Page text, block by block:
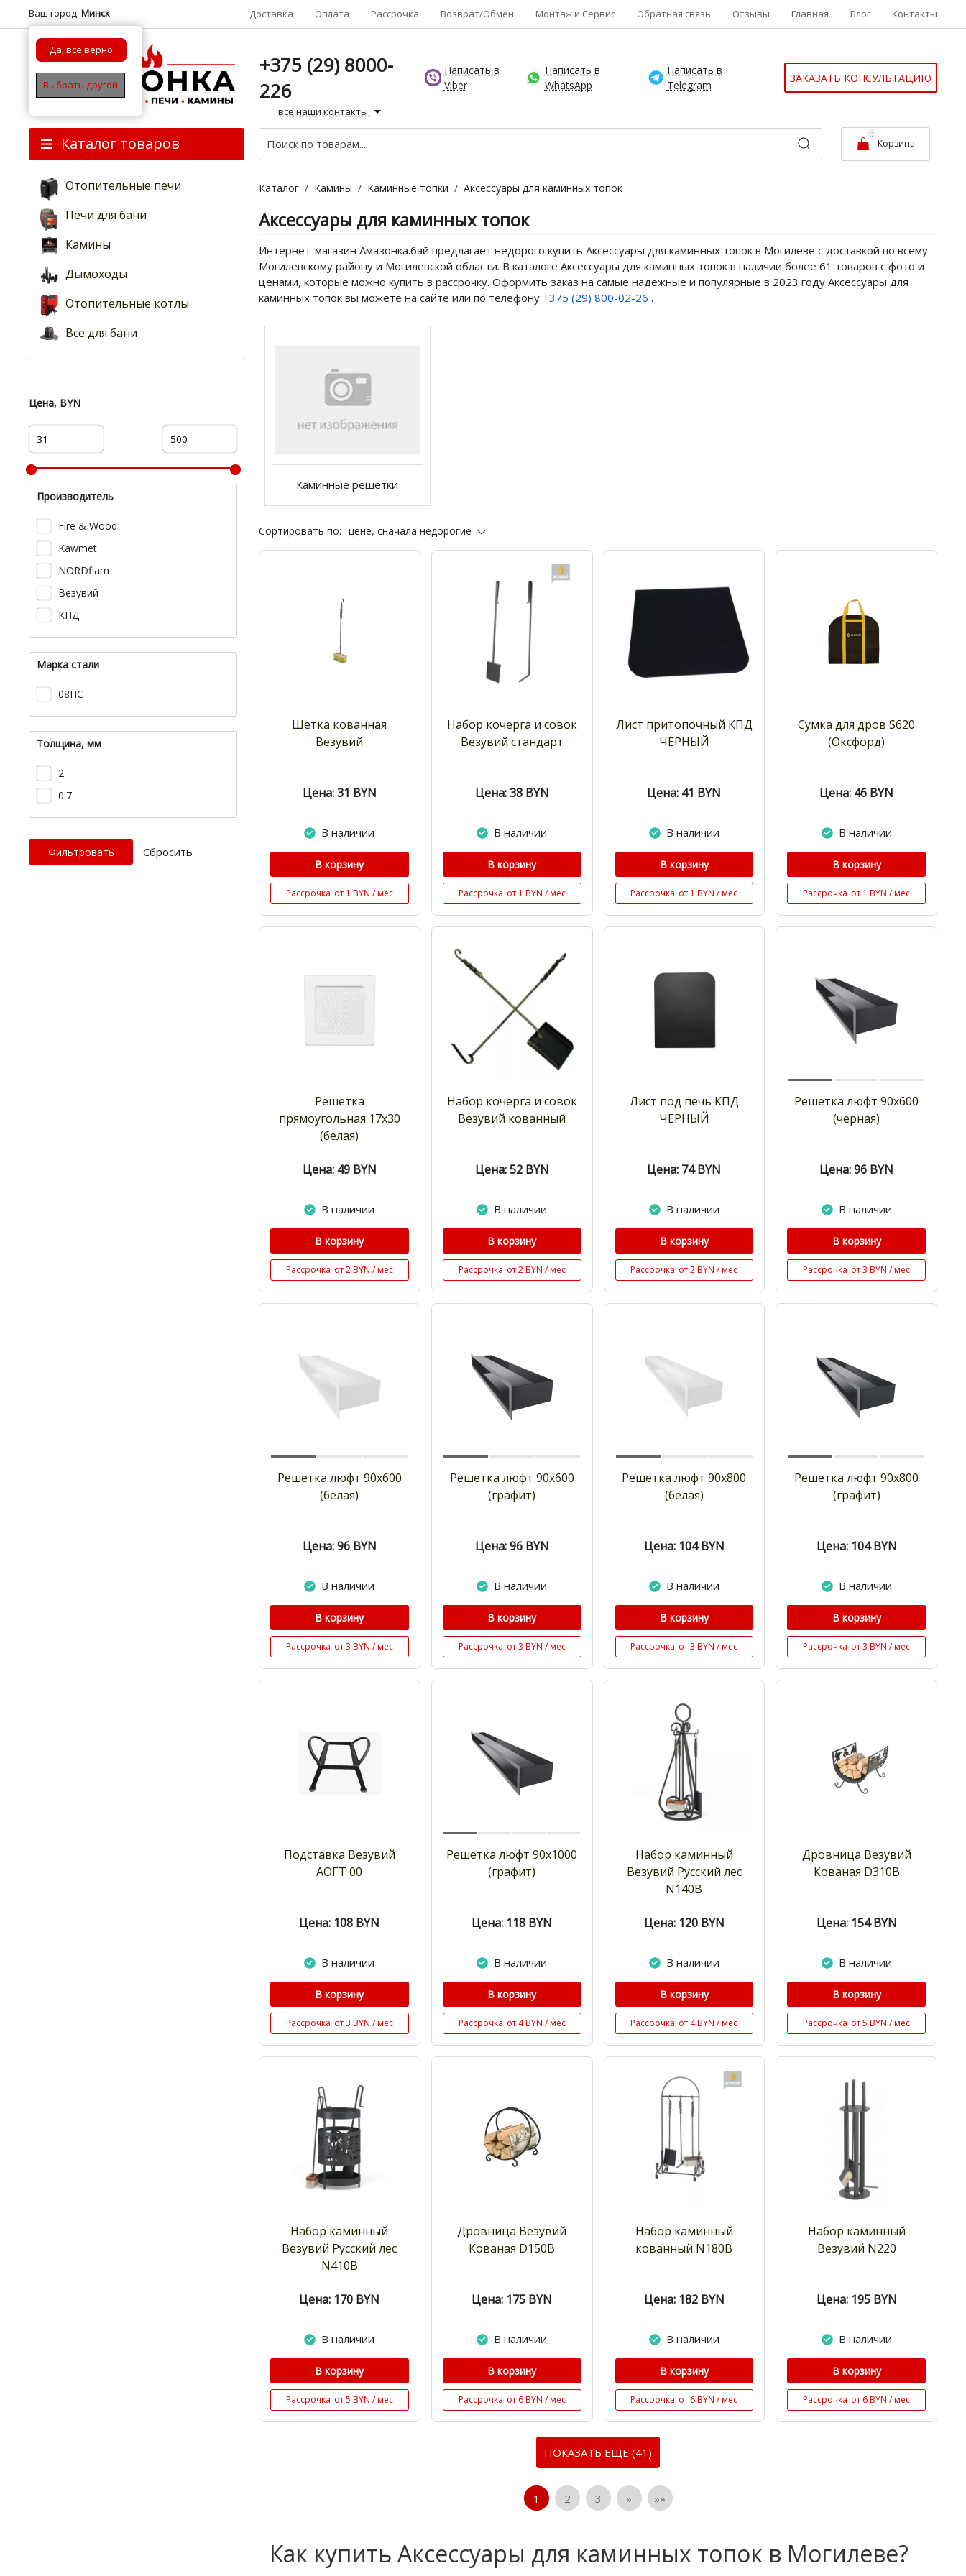
Ваш город: Минск
Да, все верно
Выбрать другой
Доставка Оплата Рассрочка Возврат/Обмен Монтаж и Сервис Обратная связь Отзывы Главная Блог Контакты
+375 (29) 8000-
226
все наши контакты
Написать в
Viber
Написать в
WhatsApp
Написать в
Telegram
ЗАКАЗАТЬ КОНСУЛЬТАЦИЮ
Каталог товаров
Отопительные печи
Печи для бани
Камины
Дымоходы
Отопительные котлы
Все для бани
0
Корзина
Цена, BYN
Производитель
Fire & Wood
Kawmet
NORDflam
Везувий
КПД
Марка стали
08ПС
Толщина, мм
2
0.7
Cбросить
Каталог / Камины / Каминные топки / Аксессуары для каминных топок
Аксессуары для каминных топок
Интернет-магазин Амазонка.бай предлагает недорого купить Аксессуары для каминных топок в Могилеве с доставкой по всему
Могилевскому району и Могилевской области. В каталоге Аксессуары для каминных топок в наличии более 61 товаров с фото и
ценами, которые можно купить в рассрочку. Оформить заказ на самые надежные и популярные в 2023 году Аксессуары для
каминных топок вы можете на сайте или по телефону +375 (29) 800-02-26 .
Каминные решетки
Сортировать по: цене, сначала недорогие
Щетка кованная
Везувий
Цена: 31 BYN
В наличии
В корзину
Рассрочка от 1 BYN / мес
Набор кочерга и совок
Везувий стандарт
Цена: 38 BYN
В наличии
В корзину
Рассрочка от 1 BYN / мес
Лист притопочный КПД
ЧЕРНЫЙ
Цена: 41 BYN
В наличии
В корзину
Рассрочка от 1 BYN / мес
Сумка для дров S620
(Оксфорд)
Цена: 46 BYN
В наличии
В корзину
Рассрочка от 1 BYN / мес
Решетка
прямоугольная 17х30
(белая)
Цена: 49 BYN
В наличии
В корзину
Рассрочка от 2 BYN / мес
Набор кочерга и совок
Везувий кованный
Цена: 52 BYN
В наличии
В корзину
Рассрочка от 2 BYN / мес
Лист под печь КПД
ЧЕРНЫЙ
Цена: 74 BYN
В наличии
В корзину
Рассрочка от 2 BYN / мес
Решетка люфт 90х600
(черная)
Цена: 96 BYN
В наличии
В корзину
Рассрочка от 3 BYN / мес
Решетка люфт 90х600
(белая)
Цена: 96 BYN
В наличии
В корзину
Рассрочка от 3 BYN / мес
Решетка люфт 90х600
(графит)
Цена: 96 BYN
В наличии
В корзину
Рассрочка от 3 BYN / мес
Решетка люфт 90х800
(белая)
Цена: 104 BYN
В наличии
В корзину
Рассрочка от 3 BYN / мес
Решетка люфт 90х800
(графит)
Цена: 104 BYN
В наличии
В корзину
Рассрочка от 3 BYN / мес
Подставка Везувий
АОГТ 00
Цена: 108 BYN
В наличии
В корзину
Рассрочка от 3 BYN / мес
Решетка люфт 90х1000
(графит)
Цена: 118 BYN
В наличии
В корзину
Рассрочка от 4 BYN / мес
Набор каминный
Везувий Русский лес
N140B
Цена: 120 BYN
В наличии
В корзину
Рассрочка от 4 BYN / мес
Дровница Везувий
Кованая D310B
Цена: 154 BYN
В наличии
В корзину
Рассрочка от 5 BYN / мес
Набор каминный
Везувий Русский лес
N410B
Цена: 170 BYN
В наличии
В корзину
Рассрочка от 5 BYN / мес
Дровница Везувий
Кованая D150В
Цена: 175 BYN
В наличии
В корзину
Рассрочка от 6 BYN / мес
Набор каминный
кованный N180В
Цена: 182 BYN
В наличии
В корзину
Рассрочка от 6 BYN / мес
Набор каминный
Везувий N220
Цена: 195 BYN
В наличии
В корзину
Рассрочка от 6 BYN / мес
ПОКАЗАТЬ ЕЩЕ (41)
1 2 3 » »»
Как купить Аксессуары для каминных топок в Могилеве?